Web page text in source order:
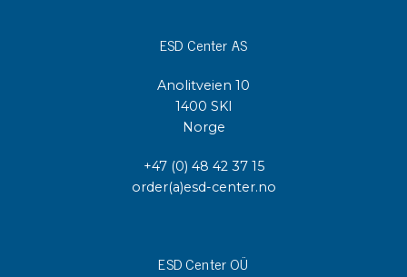
ESD Center AS
Anolitveien 10
1400 SKI
Norge
+47 (0) 48 42 37 15
order(a)esd-center.no
ESD Center OÜ